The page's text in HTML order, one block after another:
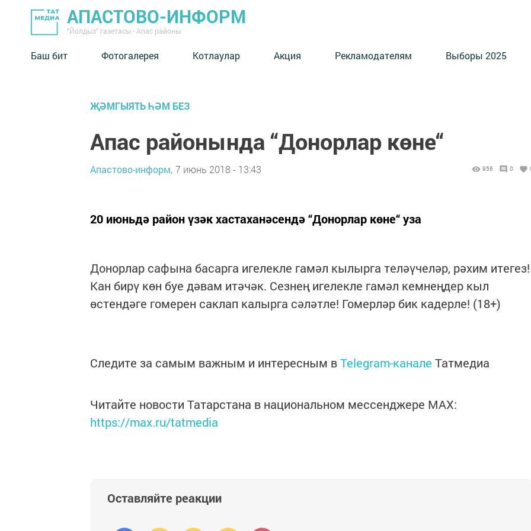
АПАСТОВО-ИНФОРМ
"Йолдыз" газетасы - Апас районы
Баш бит Фотогалерея Котлаулар Акция Рекламодателям Выборы 2025
ҖӘМГЫЯТЬ ҺӘМ БЕЗ
Апас районында “Донорлар көне“
Апастово-информ, 7 июнь 2018 - 13:43 956 0
20 июньдә район үзәк хастаханәсендә “Донорлар көне“ уза
Донорлар сафына басарга игелекле гамәл кылырга теләүчеләр, рәхим итегез!
Кан бирү көн буе дәвам итәчәк. Сезнең игелекле гамәл кемнеңдер кыл
өстендәге гомерен саклап калырга сәләтле! Гомерләр бик кадерле! (18+)
Следите за самым важным и интересным вTelegram-канале Татмедиа
Читайте новости Татарстана в национальном мессенджере MАХ:
https://max.ru/tatmedia
Оставляйте реакции